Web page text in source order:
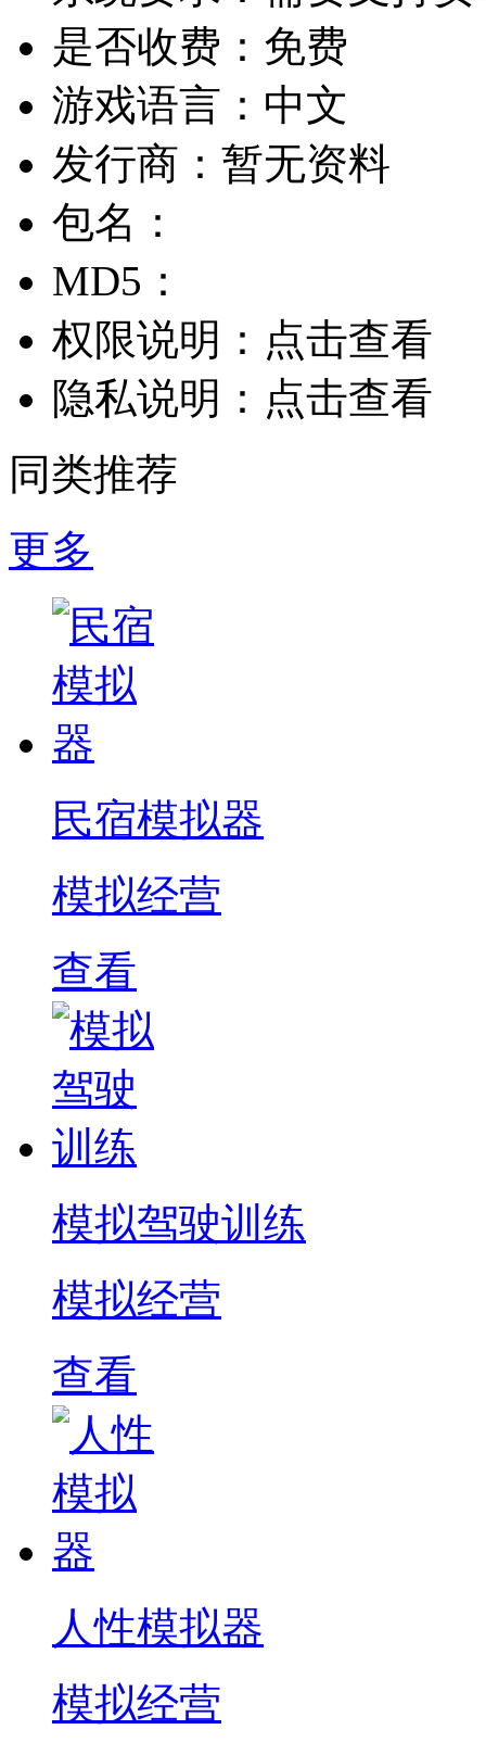
是否收费： 免费
游戏语言： 中文
发行商： 暂无资料
包名：
MD5：
权限说明： 点击查看
隐私说明： 点击查看
同类推荐
更多
民宿模拟器
模拟经营
查看
模拟驾驶训练
模拟经营
查看
人性模拟器
模拟经营